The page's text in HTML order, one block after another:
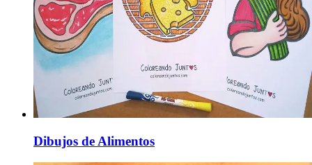
Dibujos de Alimentos